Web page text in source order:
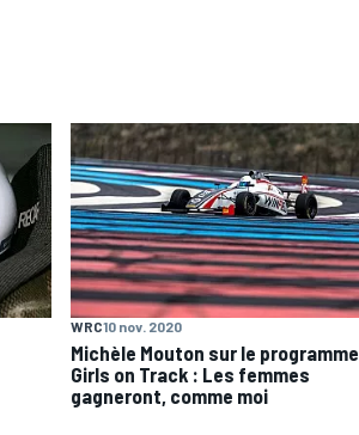
WRC10 nov. 2020
Michèle Mouton sur le programme
Girls on Track : Les femmes
gagneront, comme moi